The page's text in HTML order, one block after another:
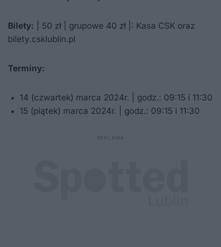
Bilety: | 50 zł | grupowe 40 zł |: Kasa CSK oraz
bilety.csklublin.pl
Terminy:
14 (czwartek) marca 2024r. | godz.: 09:15 i 11:30
15 (piątek) marca 2024r. | godz.: 09:15 i 11:30